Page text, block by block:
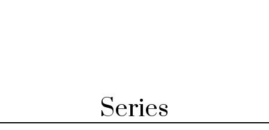
Series